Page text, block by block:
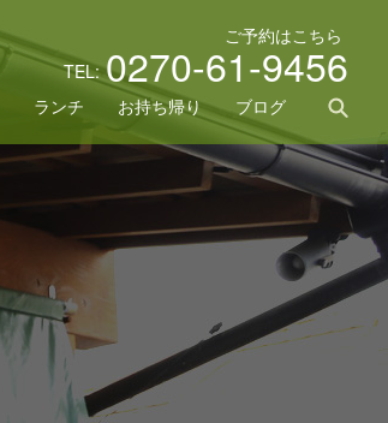
ランチ お持ち帰り ブログ
ご予約はこちら
TEL: 0270-61-9456